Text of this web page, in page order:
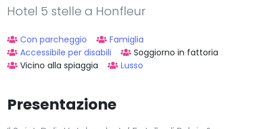
Hotel 5 stelle a Honfleur
Con parcheggio
Famiglia
Accessibile per disabili
Soggiorno in fattoria
Vicino alla spiaggia
Lusso
Presentazione